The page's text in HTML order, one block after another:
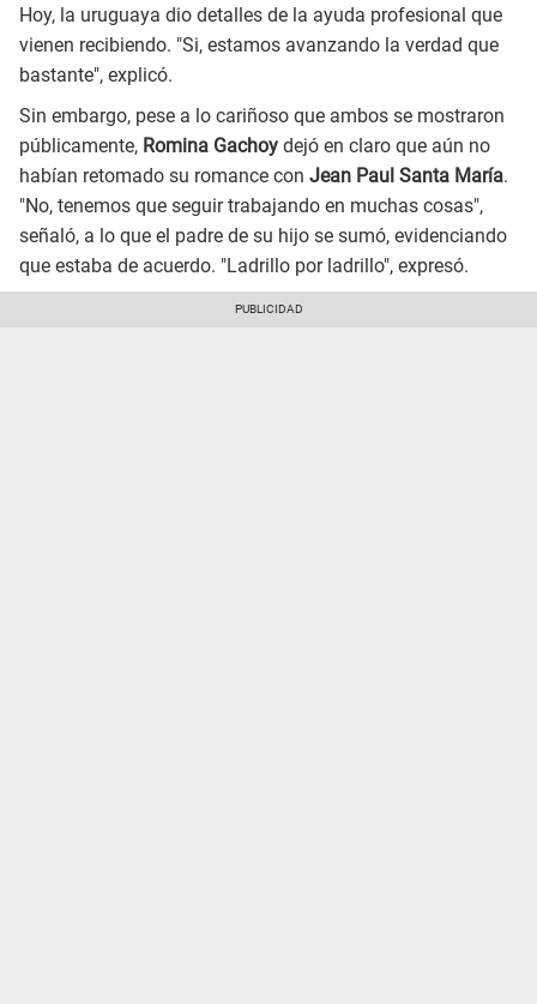
Hoy, la uruguaya dio detalles de la ayuda profesional que
vienen recibiendo. "Si, estamos avanzando la verdad que
bastante", explicó.
Sin embargo, pese a lo cariñoso que ambos se mostraron
públicamente, Romina Gachoy dejó en claro que aún no
habían retomado su romance con Jean Paul Santa María.
"No, tenemos que seguir trabajando en muchas cosas",
señaló, a lo que el padre de su hijo se sumó, evidenciando
que estaba de acuerdo. "Ladrillo por ladrillo", expresó.